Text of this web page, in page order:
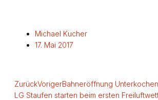
Michael Kucher
17. Mai 2017
ZurückVorigerBahneröffnung
LG Staufen starten beim ersten